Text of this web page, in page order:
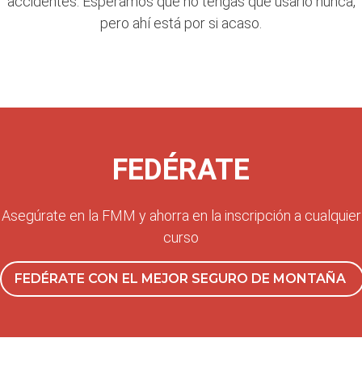
pero ahí está por si acaso.
FEDÉRATE
Asegúrate en la FMM y ahorra en la inscripción a cualquier
curso
FEDÉRATE CON EL MEJOR SEGURO DE MONTAÑA